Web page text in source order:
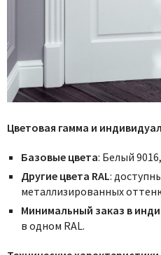
Цветовая гамма и
Базовые цвета: Белый
Другие цвета RAL:
металлизированных
Минимальный заказ в
в одном RAL.